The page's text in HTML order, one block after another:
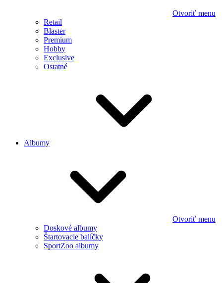
Otvoriť menu
Retail
Blaster
Premium
Hobby
Exclusive
Ostatné
Albumy
Otvoriť menu
Doskové albumy
Štartovacie balíčky
SportZoo albumy